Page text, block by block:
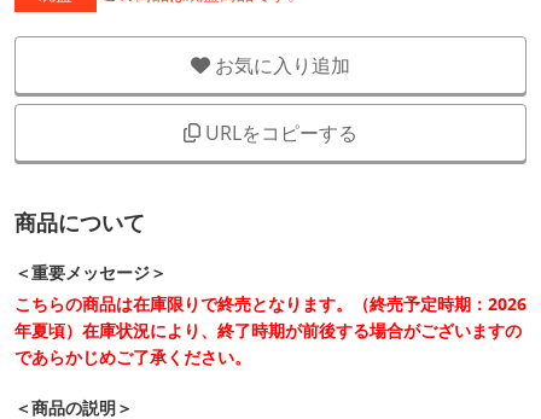
お気に入り追加
URLをコピーする
商品について
＜重要メッセージ＞
こちらの商品は在庫限りで終売となります。（終売予定時期：2026
年夏頃）在庫状況により、終了時期が前後する場合がございますの
であらかじめご了承ください。
＜商品の説明＞